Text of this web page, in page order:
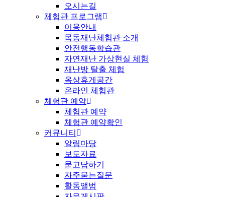
오시는길
체험관 프로그램
이용안내
목동재난체험관 소개
안전행동학습관
자연재난 가상현실 체험
재난방 탈출 체험
옥상휴게공간
온라인 체험관
체험관 예약
체험관 예약
체험관 예약확인
커뮤니티
알림마당
보도자료
묻고답하기
자주묻는질문
활동앨범